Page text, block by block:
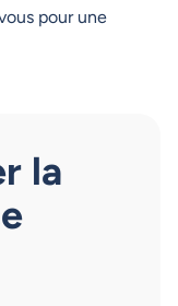
pour une
la